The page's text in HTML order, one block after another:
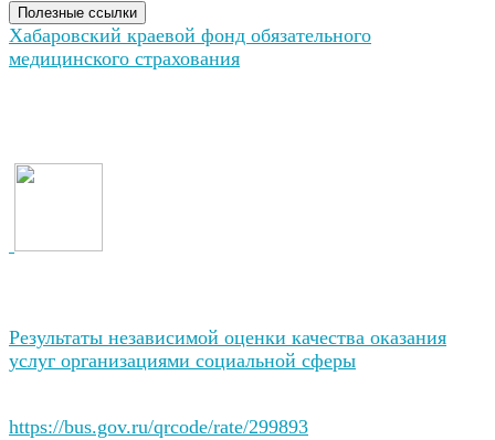
Полезные ссылки
Хабаровский краевой фонд обязательного
медицинского страхования
Результаты независимой оценки качества оказания
услуг организациями социальной сферы
https://bus.gov.ru/qrcode/rate/299893